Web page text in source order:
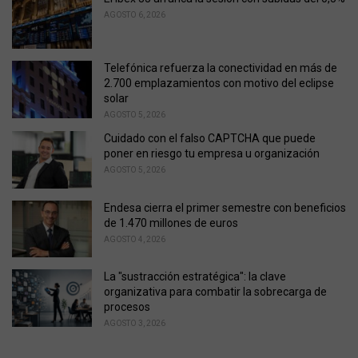
r
i
e
:
AGOSTO 6, 2026
Telefónica refuerza la conectividad en más de
2.700 emplazamientos con motivo del eclipse
solar
AGOSTO 5, 2026
Cuidado con el falso CAPTCHA que puede
poner en riesgo tu empresa u organización
AGOSTO 5, 2026
Endesa cierra el primer semestre con beneficios
de 1.470 millones de euros
AGOSTO 4, 2026
La "sustracción estratégica": la clave
organizativa para combatir la sobrecarga de
procesos
AGOSTO 3, 2026